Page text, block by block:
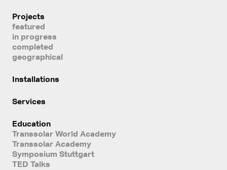
Projects
featured
in progress
completed
geographical
Installations
Services
Education
Transsolar World Academy
Transsolar Academy
Symposium Stuttgart
TED Talks